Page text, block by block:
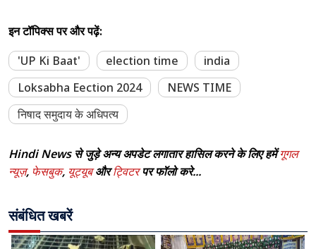
इन टॉपिक्स पर और पढ़ें:
'UP Ki Baat'
election time
india
Loksabha Eection 2024
NEWS TIME
निषाद समुदाय के अधिपत्य
Hindi News से जुड़े अन्य अपडेट लगातार हासिल करने के लिए हमेंगूगल
न्यूज़, फेसबुक, यूट्यूबऔरट्विटरपर फॉलो करे...
संबंधित खबरें